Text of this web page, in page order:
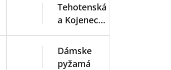
Tehotenská
a Kojenecká
spodná
bielizeň
Dámske
pyžamá